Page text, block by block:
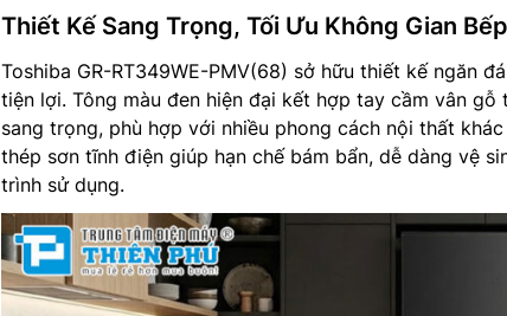
Thiết Kế Sang Trọng, Tối Ưu Không Gian Bếp
Toshiba GR-RT349WE-PMV(68) sở hữu thiết kế ngăn
tiện lợi. Tông màu đen hiện đại kết hợp tay cầm vân gỗ
sang trọng, phù hợp với nhiều phong cách nội thất
thép sơn tĩnh điện giúp hạn chế bám bẩn, dễ dàng vệ
trình sử dụng.